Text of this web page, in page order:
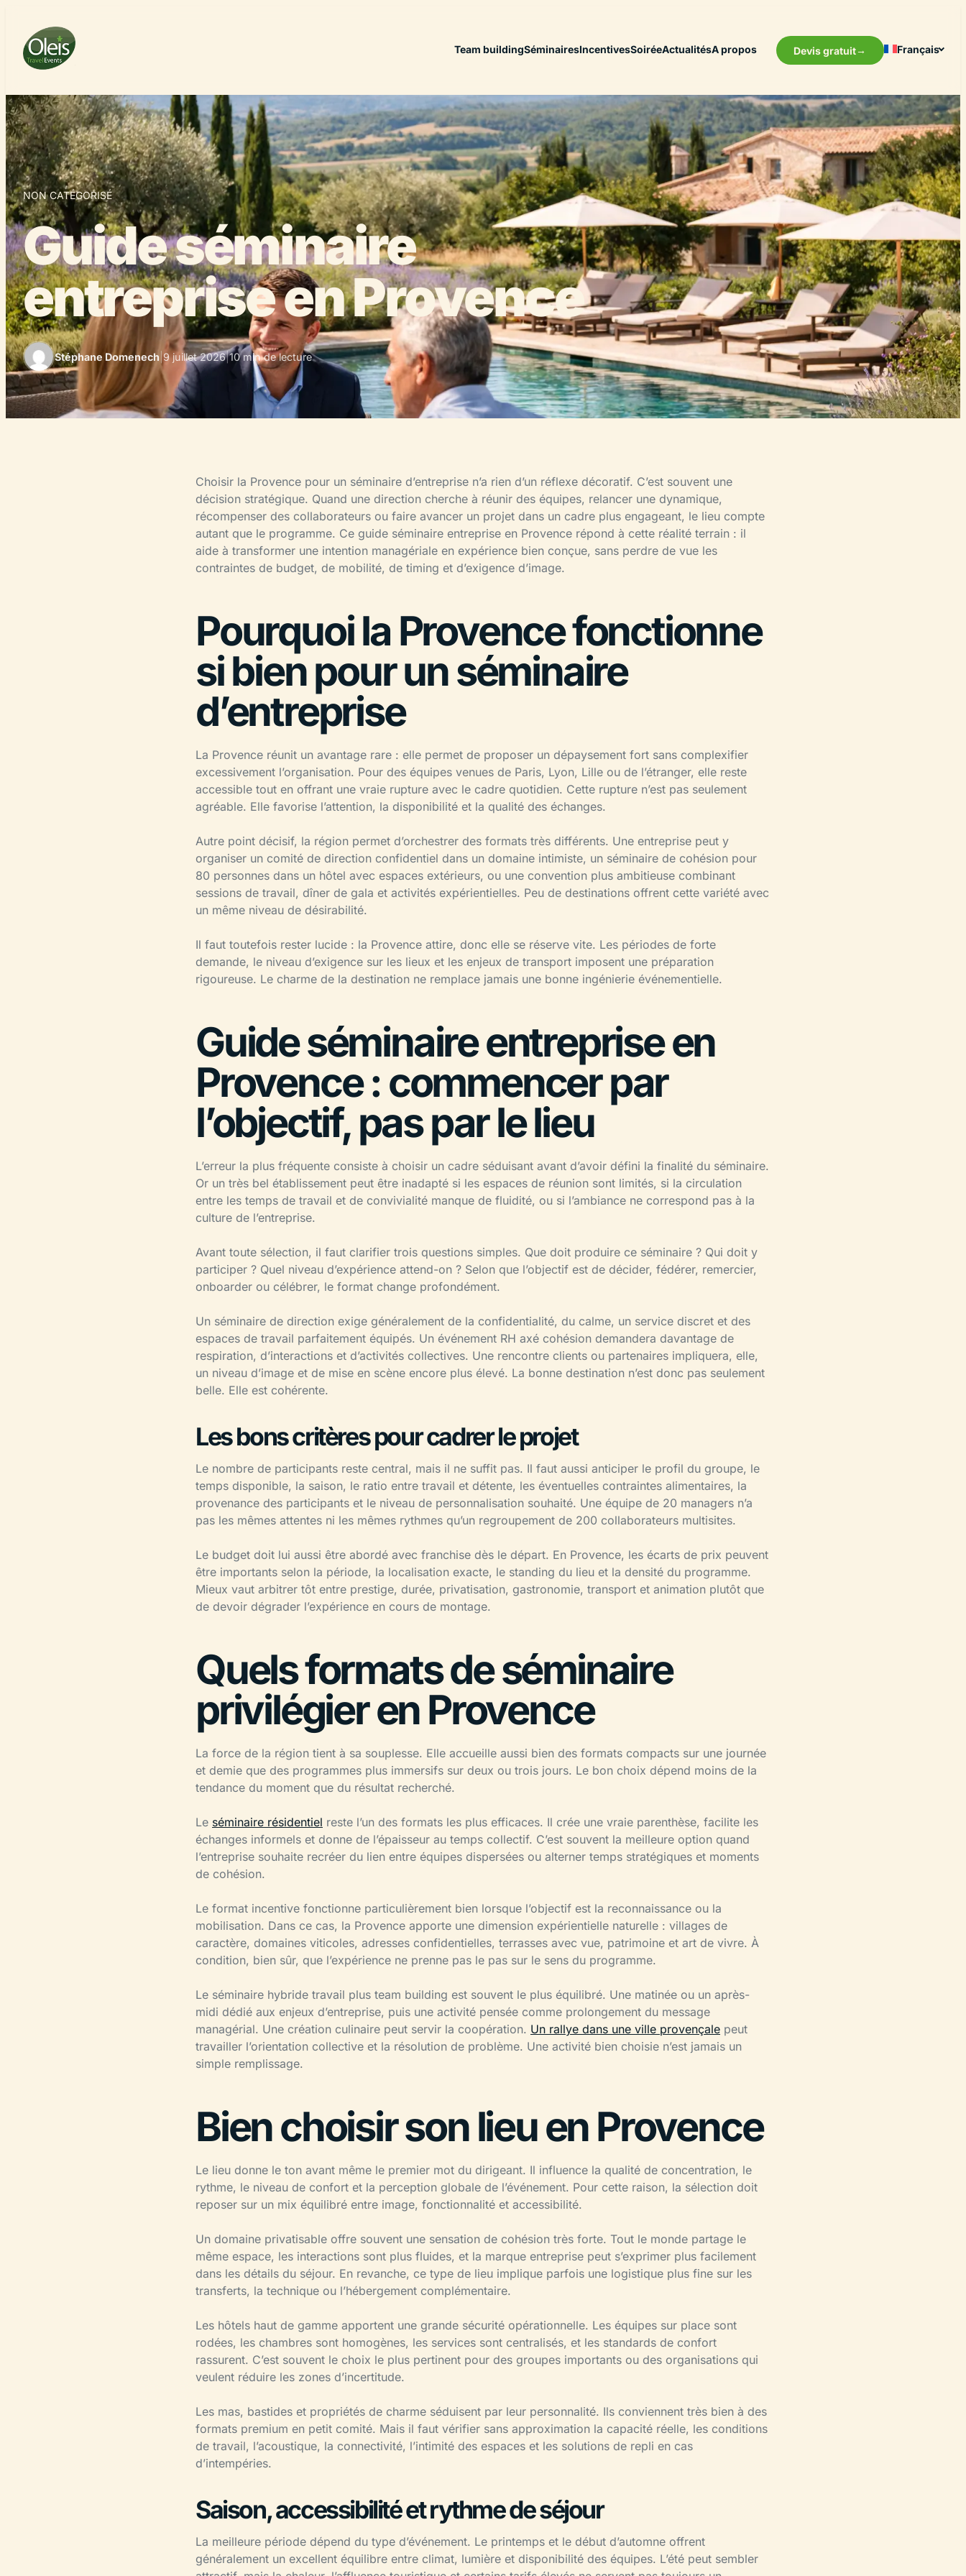
Team buildingSéminairesIncentivesSoiréeActualitésA propos Devis gratuit Français
NON CATÉGORISÉ
Guide séminaire
entreprise en Provence
Stéphane Domenech |9 juillet 2026|10 min de lecture
Choisir la Provence pour un séminaire d’entreprise n’a rien d’un réflexe décoratif. C’est souvent une
décision stratégique. Quand une direction cherche à réunir des équipes, relancer une dynamique,
récompenser des collaborateurs ou faire avancer un projet dans un cadre plus engageant, le lieu compte
autant que le programme. Ce guide séminaire entreprise en Provence répond à cette réalité terrain : il
aide à transformer une intention managériale en expérience bien conçue, sans perdre de vue les
contraintes de budget, de mobilité, de timing et d’exigence d’image.
Pourquoi la Provence fonctionne
si bien pour un séminaire
d’entreprise
La Provence réunit un avantage rare : elle permet de proposer un dépaysement fort sans complexifier
excessivement l’organisation. Pour des équipes venues de Paris, Lyon, Lille ou de l’étranger, elle reste
accessible tout en offrant une vraie rupture avec le cadre quotidien. Cette rupture n’est pas seulement
agréable. Elle favorise l’attention, la disponibilité et la qualité des échanges.
Autre point décisif, la région permet d’orchestrer des formats très différents. Une entreprise peut y
organiser un comité de direction confidentiel dans un domaine intimiste, un séminaire de cohésion pour
80 personnes dans un hôtel avec espaces extérieurs, ou une convention plus ambitieuse combinant
sessions de travail, dîner de gala et activités expérientielles. Peu de destinations offrent cette variété avec
un même niveau de désirabilité.
Il faut toutefois rester lucide : la Provence attire, donc elle se réserve vite. Les périodes de forte
demande, le niveau d’exigence sur les lieux et les enjeux de transport imposent une préparation
rigoureuse. Le charme de la destination ne remplace jamais une bonne ingénierie événementielle.
Guide séminaire entreprise en
Provence : commencer par
l’objectif, pas par le lieu
L’erreur la plus fréquente consiste à choisir un cadre séduisant avant d’avoir défini la finalité du séminaire.
Or un très bel établissement peut être inadapté si les espaces de réunion sont limités, si la circulation
entre les temps de travail et de convivialité manque de fluidité, ou si l’ambiance ne correspond pas à la
culture de l’entreprise.
Avant toute sélection, il faut clarifier trois questions simples. Que doit produire ce séminaire ? Qui doit y
participer ? Quel niveau d’expérience attend-on ? Selon que l’objectif est de décider, fédérer, remercier,
onboarder ou célébrer, le format change profondément.
Un séminaire de direction exige généralement de la confidentialité, du calme, un service discret et des
espaces de travail parfaitement équipés. Un événement RH axé cohésion demandera davantage de
respiration, d’interactions et d’activités collectives. Une rencontre clients ou partenaires impliquera, elle,
un niveau d’image et de mise en scène encore plus élevé. La bonne destination n’est donc pas seulement
belle. Elle est cohérente.
Les bons critères pour cadrer le projet
Le nombre de participants reste central, mais il ne suffit pas. Il faut aussi anticiper le profil du groupe, le
temps disponible, la saison, le ratio entre travail et détente, les éventuelles contraintes alimentaires, la
provenance des participants et le niveau de personnalisation souhaité. Une équipe de 20 managers n’a
pas les mêmes attentes ni les mêmes rythmes qu’un regroupement de 200 collaborateurs multisites.
Le budget doit lui aussi être abordé avec franchise dès le départ. En Provence, les écarts de prix peuvent
être importants selon la période, la localisation exacte, le standing du lieu et la densité du programme.
Mieux vaut arbitrer tôt entre prestige, durée, privatisation, gastronomie, transport et animation plutôt que
de devoir dégrader l’expérience en cours de montage.
Quels formats de séminaire
privilégier en Provence
La force de la région tient à sa souplesse. Elle accueille aussi bien des formats compacts sur une journée
et demie que des programmes plus immersifs sur deux ou trois jours. Le bon choix dépend moins de la
tendance du moment que du résultat recherché.
Le séminaire résidentiel reste l’un des formats les plus efficaces. Il crée une vraie parenthèse, facilite les
échanges informels et donne de l’épaisseur au temps collectif. C’est souvent la meilleure option quand
l’entreprise souhaite recréer du lien entre équipes dispersées ou alterner temps stratégiques et moments
de cohésion.
Le format incentive fonctionne particulièrement bien lorsque l’objectif est la reconnaissance ou la
mobilisation. Dans ce cas, la Provence apporte une dimension expérientielle naturelle : villages de
caractère, domaines viticoles, adresses confidentielles, terrasses avec vue, patrimoine et art de vivre. À
condition, bien sûr, que l’expérience ne prenne pas le pas sur le sens du programme.
Le séminaire hybride travail plus team building est souvent le plus équilibré. Une matinée ou un après-
midi dédié aux enjeux d’entreprise, puis une activité pensée comme prolongement du message
managérial. Une création culinaire peut servir la coopération. Un rallye dans une ville provençale peut
travailler l’orientation collective et la résolution de problème. Une activité bien choisie n’est jamais un
simple remplissage.
Bien choisir son lieu en Provence
Le lieu donne le ton avant même le premier mot du dirigeant. Il influence la qualité de concentration, le
rythme, le niveau de confort et la perception globale de l’événement. Pour cette raison, la sélection doit
reposer sur un mix équilibré entre image, fonctionnalité et accessibilité.
Un domaine privatisable offre souvent une sensation de cohésion très forte. Tout le monde partage le
même espace, les interactions sont plus fluides, et la marque entreprise peut s’exprimer plus facilement
dans les détails du séjour. En revanche, ce type de lieu implique parfois une logistique plus fine sur les
transferts, la technique ou l’hébergement complémentaire.
Les hôtels haut de gamme apportent une grande sécurité opérationnelle. Les équipes sur place sont
rodées, les chambres sont homogènes, les services sont centralisés, et les standards de confort
rassurent. C’est souvent le choix le plus pertinent pour des groupes importants ou des organisations qui
veulent réduire les zones d’incertitude.
Les mas, bastides et propriétés de charme séduisent par leur personnalité. Ils conviennent très bien à des
formats premium en petit comité. Mais il faut vérifier sans approximation la capacité réelle, les conditions
de travail, l’acoustique, la connectivité, l’intimité des espaces et les solutions de repli en cas
d’intempéries.
Saison, accessibilité et rythme de séjour
La meilleure période dépend du type d’événement. Le printemps et le début d’automne offrent
généralement un excellent équilibre entre climat, lumière et disponibilité des équipes. L’été peut sembler